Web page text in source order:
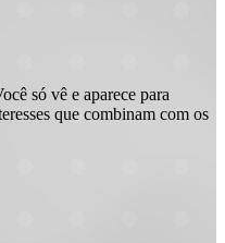
só vê e aparece para
que combinam com os